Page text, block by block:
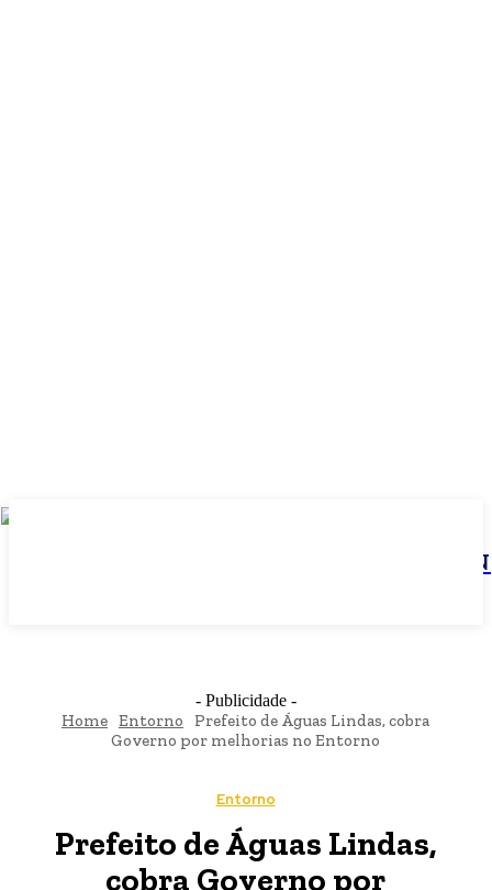
JBN
- Publicidade -
Home Entorno
Prefeito de Águas Lindas, cobra
Governo por melhorias no Entorno
Entorno
Prefeito de Águas Lindas,
cobra Governo por